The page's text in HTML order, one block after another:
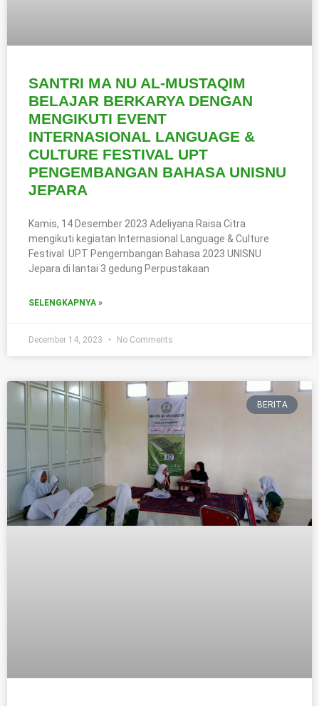
SANTRI MA NU AL-MUSTAQIM
BELAJAR BERKARYA DENGAN
MENGIKUTI EVENT
INTERNASIONAL LANGUAGE &
CULTURE FESTIVAL UPT
PENGEMBANGAN BAHASA UNISNU
JEPARA
Kamis, 14 Desember 2023 Adeliyana Raisa Citra
mengikuti kegiatan Internasional Language & Culture
Festival UPT Pengembangan Bahasa 2023 UNISNU
Jepara di lantai 3 gedung Perpustakaan
SELENGKAPNYA »
December 14, 2023 No Comments
BERITA